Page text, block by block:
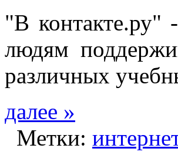
"В контакте.ру"
людям
различных
далее »
Метки: